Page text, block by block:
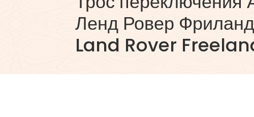
Ленд Ровер
Land Rover